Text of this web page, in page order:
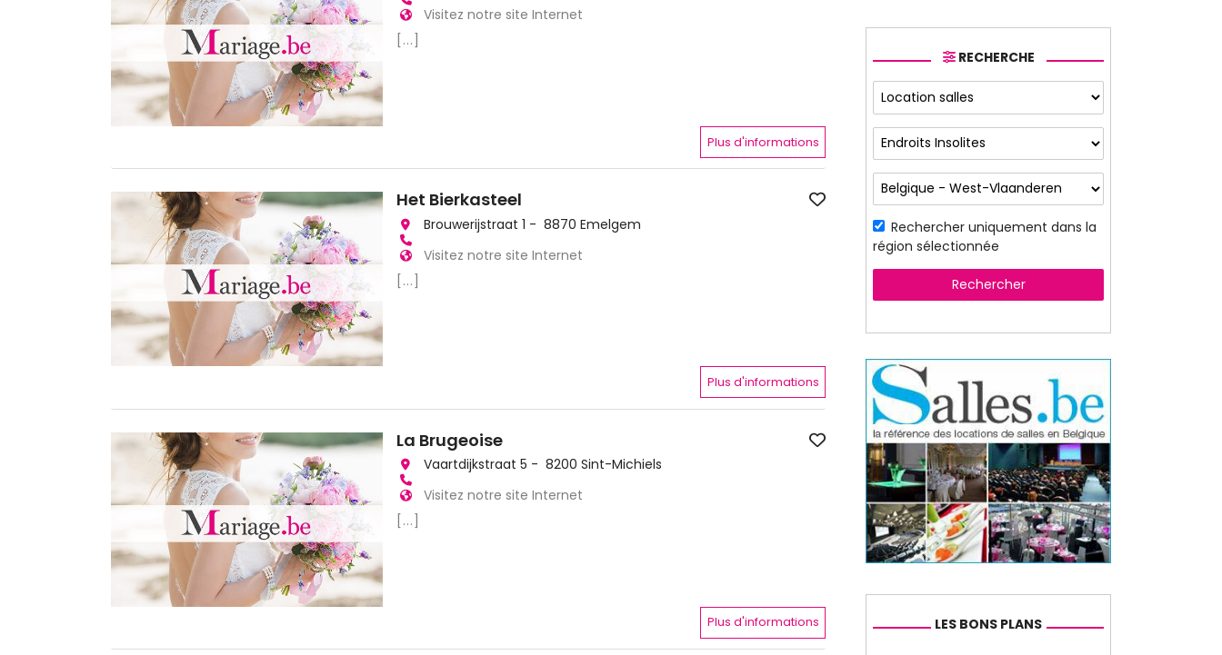
Visitez notre site Internet
[...]
Plus d'informations
Het Bierkasteel
Brouwerijstraat 1 - 8870 Emelgem
Visitez notre site Internet
[...]
Plus d'informations
La Brugeoise
Vaartdijkstraat 5 - 8200 Sint-Michiels
Visitez notre site Internet
[...]
Plus d'informations
RECHERCHE
Rechercher uniquement dans la
région sélectionnée
Rechercher
LES BONS PLANS